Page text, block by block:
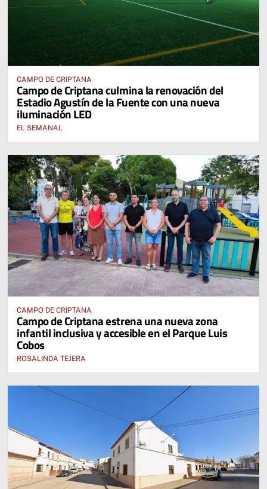
CAMPO DE CRIPTANA
Campo de Criptana culmina la renovación del
Estadio Agustín de la Fuente con una nueva
iluminación LED
EL SEMANAL
CAMPO DE CRIPTANA
Campo de Criptana estrena una nueva zona
infantil inclusiva y accesible en el Parque Luis
Cobos
ROSALINDA TEJERA